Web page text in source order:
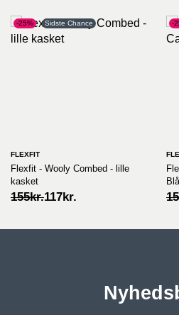
-25% Sidste Chance
FLEXFIT
Flexfit - Wooly Combed - lille
kasket
155kr.
Original
155kr..
117kr.
Current
117kr..
-
Blå